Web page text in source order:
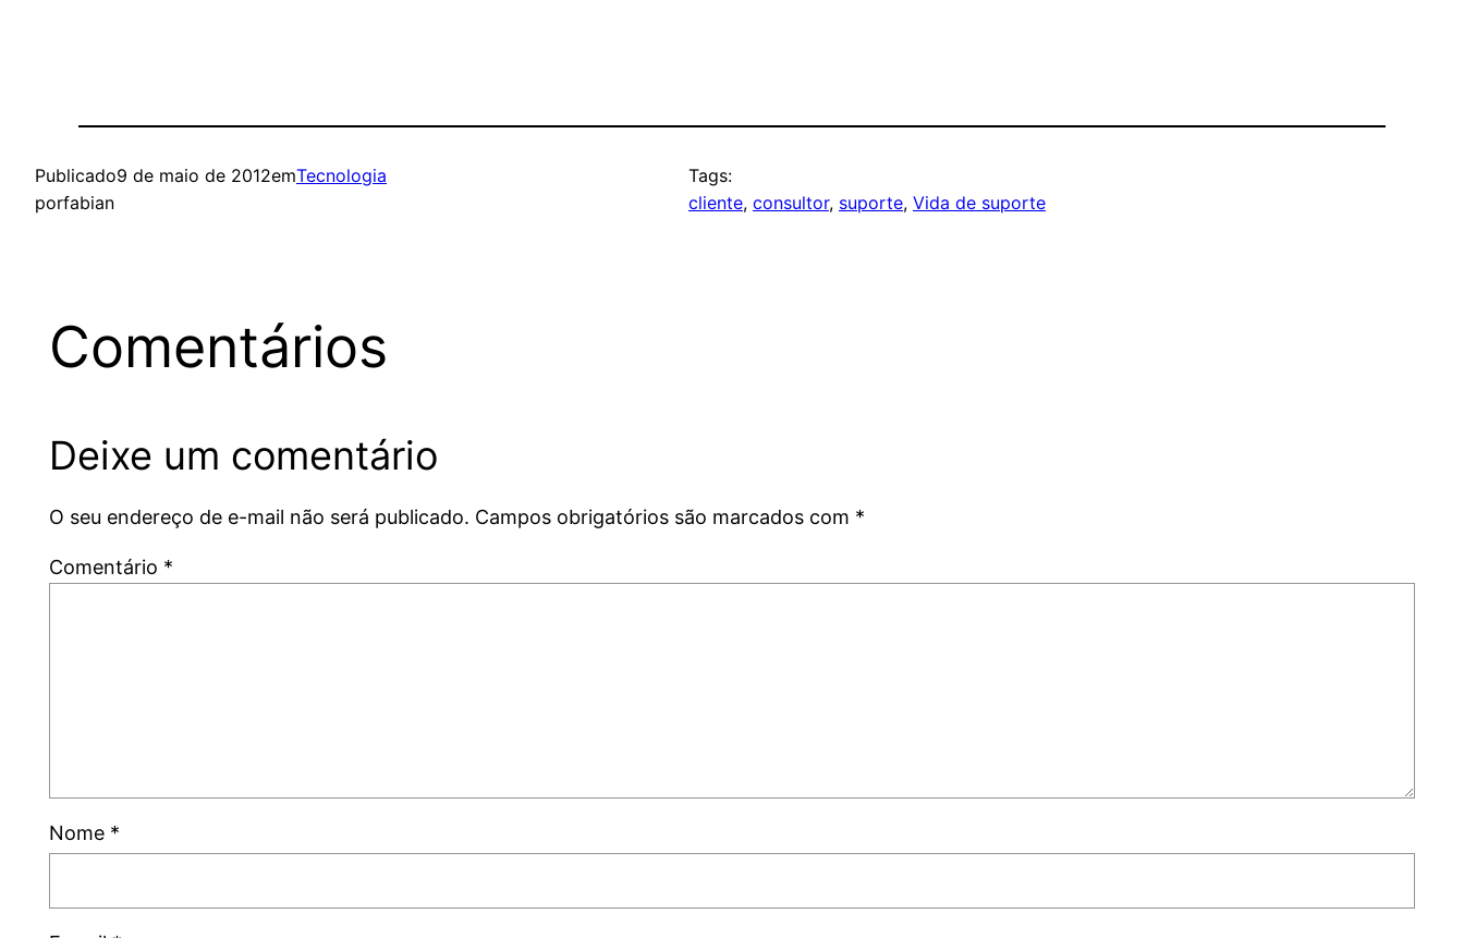
Publicado9 de maio de 2012emTecnologia
porfabian
Tags:
cliente, consultor, suporte, Vida de suporte
Comentários
Deixe um comentário
O seu endereço de e-mail não será publicado. Campos obrigatórios são marcados com *
Comentário *
Nome *